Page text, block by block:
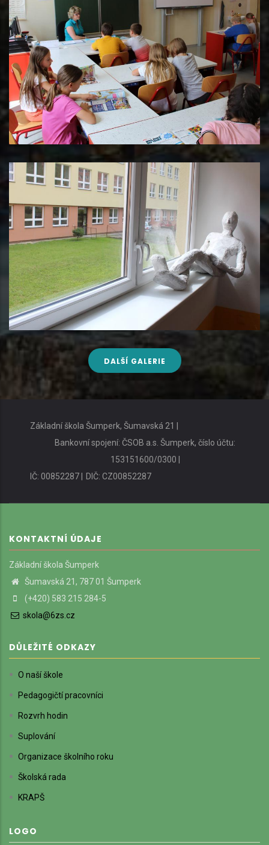
DALŠÍ GALERIE
Základní škola Šumperk, Šumavská 21 |
Bankovní spojení: ČSOB a.s. Šumperk, číslo účtu:
153151600/0300 |
IČ: 00852287 | DIČ: CZ00852287
KONTAKTNÍ ÚDAJE
Základní škola Šumperk
Šumavská 21, 787 01 Šumperk
(+420) 583 215 284-5
skola@6zs.cz
DŮLEŽITÉ ODKAZY
O naší škole
Pedagogičtí pracovníci
Rozvrh hodin
Suplování
Organizace školního roku
Školská rada
KRAPŠ
LOGO